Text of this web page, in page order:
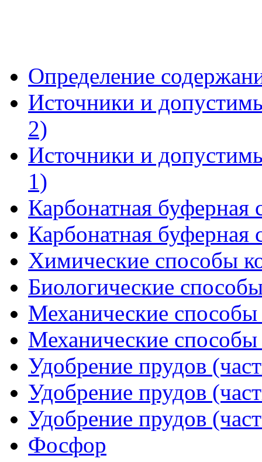
Определение
Источники и
2)
Источники и
1)
Карбонатная буферная
Карбонатная буферная
Химические способы
Биологические
Механические способы
Механические способы
Удобрение прудов
Удобрение прудов
Удобрение прудов
Фосфор